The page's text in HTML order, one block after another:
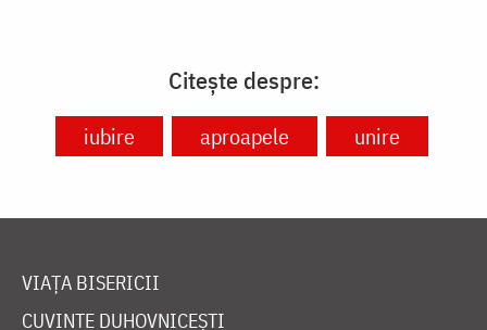
Citește despre:
iubire aproapele unire
VIAȚA BISERICII
CUVINTE DUHOVNICEȘTI